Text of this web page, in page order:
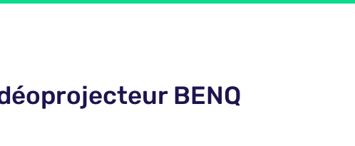
BENQ